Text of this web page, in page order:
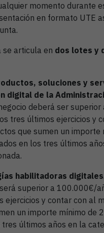
momento durante
en formato UTE
articula en dos lotes y
soluciones y
digital de la
deberá ser
tres últimos ejercicios y
que sumen un importe
en los tres últimos
habilitadoras digitales
superior a 100.000€/
ejercicios y contar con al
un importe mínimo de
últimos años en la